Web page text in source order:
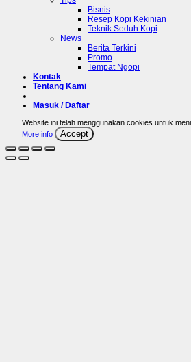
Bisnis
Resep Kopi Kekinian
Teknik Seduh Kopi
News
Berita Terkini
Promo
Tempat Ngopi
Kontak
Tentang Kami
Masuk / Daftar
Website ini telah menggunakan cookies untuk
More info
Accept